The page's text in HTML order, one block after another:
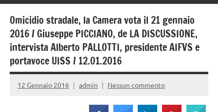
Familiari
e
Vittime
della
Strada
della
strada
Omicidio stradale, la Camera vota il 21 gennaio
2016 / Giuseppe PICCIANO, de LA DISCUSSIONE,
intervista Alberto PALLOTTI, presidente AIFVS e
portavoce UISS / 12.01.2016
12 Gennaio 2016 admin Nessun commento